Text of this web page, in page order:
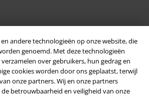
andere technologieën op onze website, die
genoemd. Met deze technologieën
over gebruikers, hun gedrag en
cookies worden door ons geplaatst, terwijl
onze partners. Wij en onze partners
betrouwbaarheid en veiligheid van onze